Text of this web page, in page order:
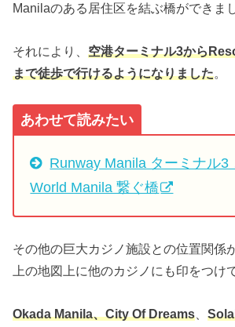
Manilaのある居住区を結ぶ橋ができま
それにより、 空港ターミナル3から
まで徒歩で行けるようになりました
あわせて読みたい
Runway Manila ターミナル3
World Manila 繋ぐ橋
その他の巨大カジノ施設との位置関係
上の地図上に他のカジノにも印をつけ
Okada Manila、City Of Dreams 、